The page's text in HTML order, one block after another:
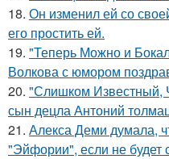
18. Он изменил ей со
его простить ей.
19. "Теперь Можно и
Волкова с юмором
20. "Слишком Известный,
сын децла Антоний
21. Алекса Деми думала,
"Эйфории", если не будет